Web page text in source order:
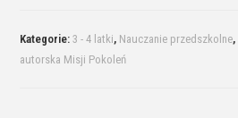
Kategorie:3 - 4 latki, Nauczanie przedszkolne,
autorska Misji Pokoleń